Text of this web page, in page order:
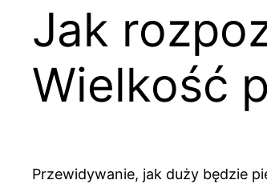
Jak
Wielkość
Przewidywanie, jak duży będzie